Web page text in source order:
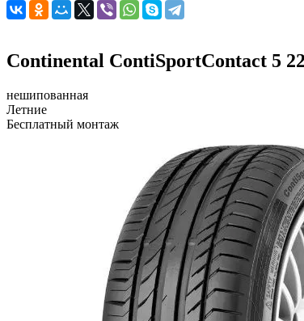
Continental ContiSportContact 5
нешипованная
Летние
Бесплатный монтаж